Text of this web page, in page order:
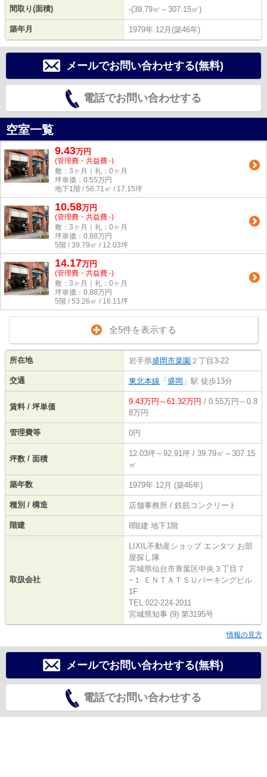
間取り(面積) -(39.79㎡～307.15㎡)
築年月 1979年 12月(築46年)
メールでお問い合わせする(無料)
電話でお問い合わせする
空室一覧
9.43万円
(管理費・共益費 -)
敷：3ヶ月｜礼：0ヶ月
坪単価： 0.55万円
地下1階 / 56.71㎡ / 17.15坪
10.58万円
(管理費・共益費 -)
敷：3ヶ月｜礼：0ヶ月
坪単価： 0.88万円
5階 / 39.79㎡ / 12.03坪
14.17万円
(管理費・共益費 -)
敷：3ヶ月｜礼：0ヶ月
坪単価： 0.88万円
5階 / 53.26㎡ / 16.11坪
全5件を表示する
所在地 岩手県盛岡市菜園 ２丁目3-22
交通 東北本線 「 盛岡 」駅 徒歩13分
賃料 / 坪単価
9.43万円～61.32万円 / 0.55万円～0.8
8万円
管理費等 0円
坪数 / 面積
12.03坪～92.91坪 / 39.79㎡～307.15
㎡
築年数 1979年 12月 (築46年)
種別 / 構造 店舗事務所 / 鉄筋コンクリート
階建 8階建 地下1階
取扱会社
LIXIL不動産ショップ エンタツ お部
屋探し隊
宮城県仙台市青葉区中央３丁目７
−１ ＥＮＴＡＴＳＵパーキングビル
1F
TEL:022-224-2011
宮城県知事 (9) 第3195号
情報の見方
メールでお問い合わせする(無料)
電話でお問い合わせする